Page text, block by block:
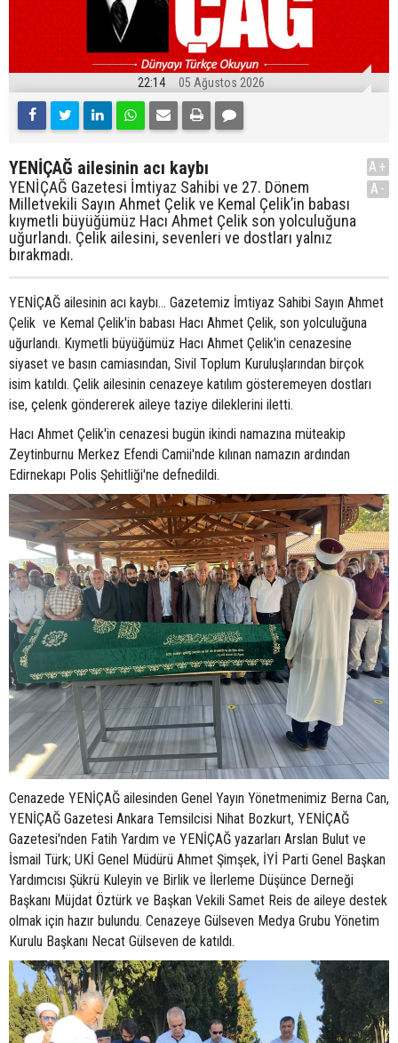
22:14 05 Ağustos 2026
YENİÇAĞ ailesinin acı kaybı
YENİÇAĞ Gazetesi İmtiyaz Sahibi ve 27. Dönem
Milletvekili Sayın Ahmet Çelik ve Kemal Çelik’in babası
kıymetli büyüğümüz Hacı Ahmet Çelik son yolculuğuna
uğurlandı. Çelik ailesini, sevenleri ve dostları yalnız
bırakmadı.
A+
A-
YENİÇAĞ ailesinin acı kaybı... Gazetemiz İmtiyaz Sahibi Sayın Ahmet
Çelik ve Kemal Çelik'in babası Hacı Ahmet Çelik, son yolculuğuna
uğurlandı. Kıymetli büyüğümüz Hacı Ahmet Çelik'in cenazesine
siyaset ve basın camiasından, Sivil Toplum Kuruluşlarından birçok
isim katıldı. Çelik ailesinin cenazeye katılım gösteremeyen dostları
ise, çelenk göndererek aileye taziye dileklerini iletti.
Hacı Ahmet Çelik'in cenazesi bugün ikindi namazına müteakip
Zeytinburnu Merkez Efendi Camii'nde kılınan namazın ardından
Edirnekapı Polis Şehitliği'ne defnedildi.
Cenazede YENİÇAĞ ailesinden Genel Yayın Yönetmenimiz Berna Can,
YENİÇAĞ Gazetesi Ankara Temsilcisi Nihat Bozkurt, YENİÇAĞ
Gazetesi'nden Fatih Yardım ve YENİÇAĞ yazarları Arslan Bulut ve
İsmail Türk; UKİ Genel Müdürü Ahmet Şimşek, İYİ Parti Genel Başkan
Yardımcısı Şükrü Kuleyin ve Birlik ve İlerleme Düşünce Derneği
Başkanı Müjdat Öztürk ve Başkan Vekili Samet Reis de aileye destek
olmak için hazır bulundu. Cenazeye Gülseven Medya Grubu Yönetim
Kurulu Başkanı Necat Gülseven de katıldı.